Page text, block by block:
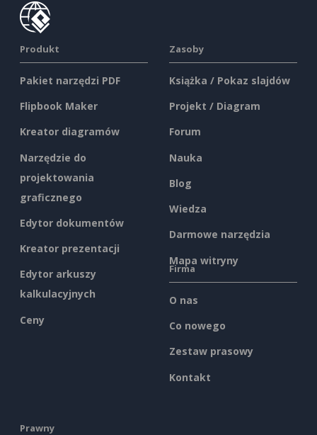
Produkt
Pakiet narzędzi PDF
Flipbook Maker
Kreator diagramów
Narzędzie do
projektowania
graficznego
Edytor dokumentów
Kreator prezentacji
Edytor arkuszy
kalkulacyjnych
Ceny
Zasoby
Książka / Pokaz slajdów
Projekt / Diagram
Forum
Nauka
Blog
Wiedza
Darmowe narzędzia
Mapa witryny
Firma
O nas
Co nowego
Zestaw prasowy
Kontakt
Prawny